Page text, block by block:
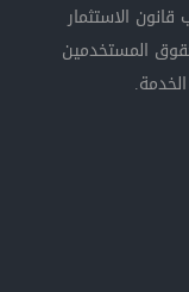
الاستثمار
لحماية حقوق المستخدمين